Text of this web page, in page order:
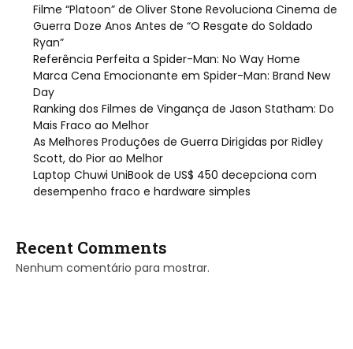
Filme “Platoon” de Oliver Stone Revoluciona Cinema de
Guerra Doze Anos Antes de “O Resgate do Soldado
Ryan”
Referência Perfeita a Spider-Man: No Way Home
Marca Cena Emocionante em Spider-Man: Brand New
Day
Ranking dos Filmes de Vingança de Jason Statham: Do
Mais Fraco ao Melhor
As Melhores Produções de Guerra Dirigidas por Ridley
Scott, do Pior ao Melhor
Laptop Chuwi UniBook de US$ 450 decepciona com
desempenho fraco e hardware simples
Recent Comments
Nenhum comentário para mostrar.